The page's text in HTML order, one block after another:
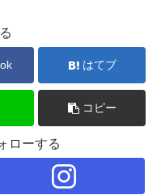
はてブ
コピー
ローする